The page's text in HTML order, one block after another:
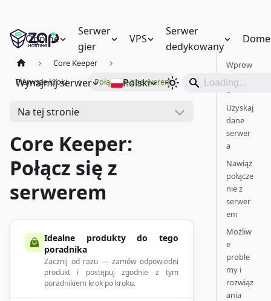
Ogólne
Serwer
gier
VPS
Serwer
dedykowany
Wynajmij serwer Polski
Core Keeper
Pierwsze kroki
Połącz się z serwerem
Na tej stronie
Core Keeper:
Połącz się z
serwerem
Idealne produkty do tego
poradnika
Zacznij od razu — zamów odpowiedni
produkt i postępuj zgodnie z tym
poradnikiem krok po kroku.
Wprow
adzeni
e
Uzyskaj
dane
serwer
a
Nawiąż
połącze
nie z
serwer
em
Możliw
e
proble
my i
rozwiąz
ania